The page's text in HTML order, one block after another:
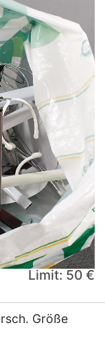
Limit: 50 €
Größe